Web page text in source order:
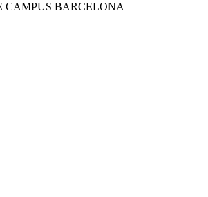
CAMPUS BARCELONA